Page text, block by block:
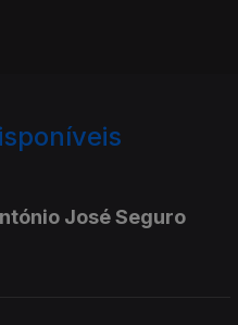
José Seguro